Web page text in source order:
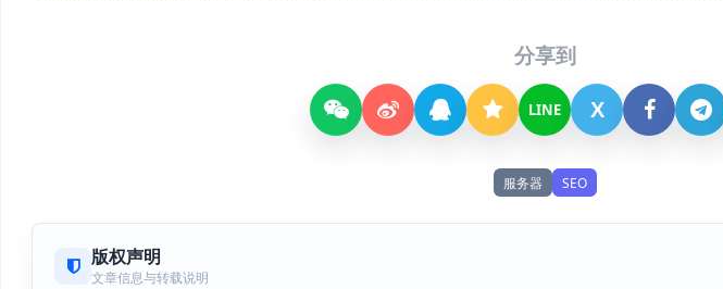
分享到
LINE X
服务器 SEO
版权声明
文章信息与转载说明